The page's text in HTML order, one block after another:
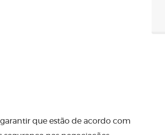
que estão de acordo com